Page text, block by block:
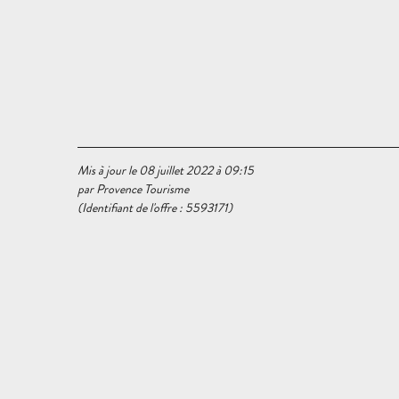
Mis à jour le 08 juillet 2022 à 09:15
par Provence Tourisme
(Identifiant de l'offre :5593171)